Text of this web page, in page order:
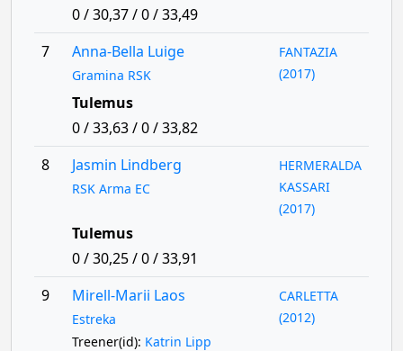
0 / 30,37 / 0 / 33,49
7
Anna-Bella Luige
Gramina RSK
FANTAZIA
(2017)
Tulemus
0 / 33,63 / 0 / 33,82
8
Jasmin Lindberg
RSK Arma EC
HERMERALDA
KASSARI
(2017)
Tulemus
0 / 30,25 / 0 / 33,91
9
Mirell-Marii Laos
Estreka
Treener(id): Katrin Lipp
CARLETTA
(2012)